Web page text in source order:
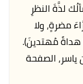
لذَّةَ النظرِ
مضرةٍ، ولا
هداةً مُهتدينَ).
ياسر، الصفحة